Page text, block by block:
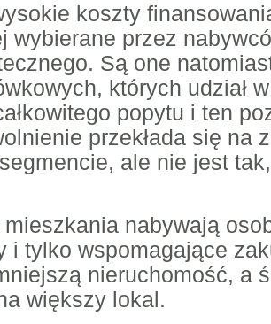
koszty
wybierane przez
Są one
których udział
popytu i ten
przekłada się na
ale nie jest
nabywają
i tylko wspomagające
nieruchomość, a
większy lokal.